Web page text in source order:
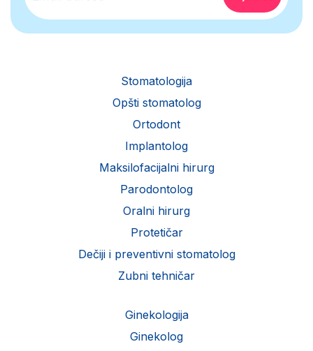
Stomatologija
Opšti stomatolog
Ortodont
Implantolog
Maksilofacijalni hirurg
Parodontolog
Oralni hirurg
Protetičar
Dečiji i preventivni stomatolog
Zubni tehničar
Ginekologija
Ginekolog